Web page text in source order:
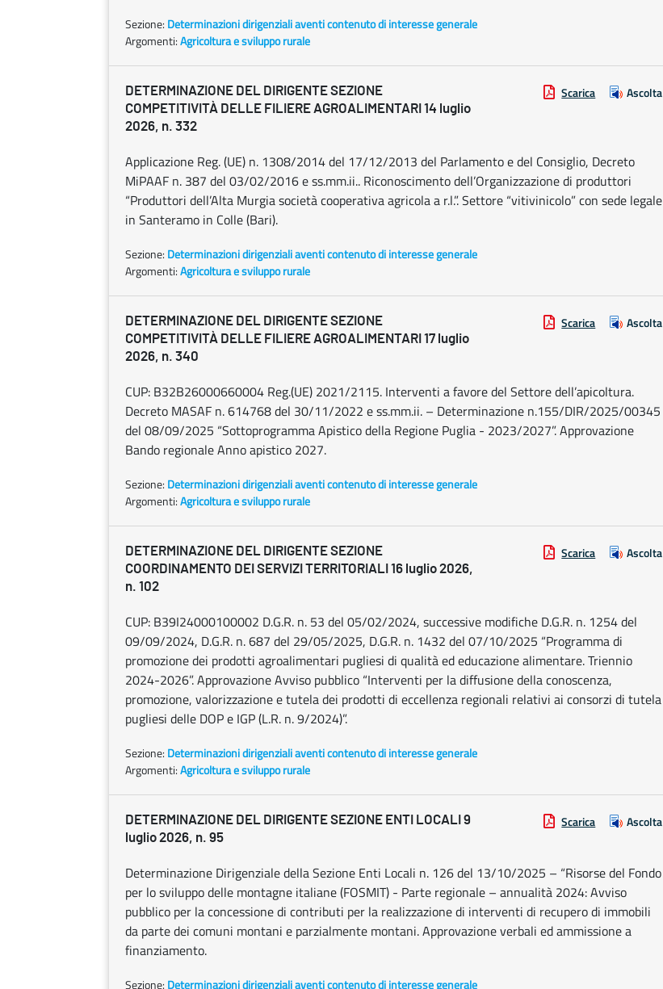
Sezione: Determinazioni dirigenziali aventi contenuto di interesse generale
Argomenti:Agricoltura e sviluppo rurale
DETERMINAZIONE DEL DIRIGENTE SEZIONE
COMPETITIVITÀ DELLE FILIERE AGROALIMENTARI 14 luglio
2026, n. 332
Scarica Ascolta
Applicazione Reg. (UE) n. 1308/2014 del 17/12/2013 del Parlamento e del Consiglio, Decreto
MiPAAF n. 387 del 03/02/2016 e ss.mm.ii.. Riconoscimento dell’Organizzazione di produttori
“Produttori dell’Alta Murgia società cooperativa agricola a r.l.”. Settore “vitivinicolo” con sede legale
in Santeramo in Colle (Bari).
Sezione: Determinazioni dirigenziali aventi contenuto di interesse generale
Argomenti:Agricoltura e sviluppo rurale
DETERMINAZIONE DEL DIRIGENTE SEZIONE
COMPETITIVITÀ DELLE FILIERE AGROALIMENTARI 17 luglio
2026, n. 340
Scarica Ascolta
CUP: B32B26000660004 Reg.(UE) 2021/2115. Interventi a favore del Settore dell’apicoltura.
Decreto MASAF n. 614768 del 30/11/2022 e ss.mm.ii. – Determinazione n.155/DIR/2025/00345
del 08/09/2025 “Sottoprogramma Apistico della Regione Puglia - 2023/2027”. Approvazione
Bando regionale Anno apistico 2027.
Sezione: Determinazioni dirigenziali aventi contenuto di interesse generale
Argomenti:Agricoltura e sviluppo rurale
DETERMINAZIONE DEL DIRIGENTE SEZIONE
COORDINAMENTO DEI SERVIZI TERRITORIALI 16 luglio 2026,
n. 102
Scarica Ascolta
CUP: B39I24000100002 D.G.R. n. 53 del 05/02/2024, successive modifiche D.G.R. n. 1254 del
09/09/2024, D.G.R. n. 687 del 29/05/2025, D.G.R. n. 1432 del 07/10/2025 “Programma di
promozione dei prodotti agroalimentari pugliesi di qualità ed educazione alimentare. Triennio
2024-2026”. Approvazione Avviso pubblico “Interventi per la diffusione della conoscenza,
promozione, valorizzazione e tutela dei prodotti di eccellenza regionali relativi ai consorzi di tutela
pugliesi delle DOP e IGP (L.R. n. 9/2024)”.
Sezione: Determinazioni dirigenziali aventi contenuto di interesse generale
Argomenti:Agricoltura e sviluppo rurale
DETERMINAZIONE DEL DIRIGENTE SEZIONE ENTI LOCALI 9
luglio 2026, n. 95
Scarica Ascolta
Determinazione Dirigenziale della Sezione Enti Locali n. 126 del 13/10/2025 – “Risorse del Fondo
per lo sviluppo delle montagne italiane (FOSMIT) - Parte regionale – annualità 2024: Avviso
pubblico per la concessione di contributi per la realizzazione di interventi di recupero di immobili
da parte dei comuni montani e parzialmente montani. Approvazione verbali ed ammissione a
finanziamento.
Sezione: Determinazioni dirigenziali aventi contenuto di interesse generale